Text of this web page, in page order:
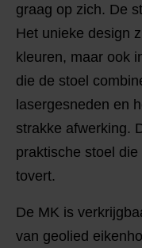
graag op zich. De
Het unieke design
kleuren, maar ook
die de stoel
lasergesneden en
strakke afwerking.
praktische stoel
tovert.
De MK is
van geolied